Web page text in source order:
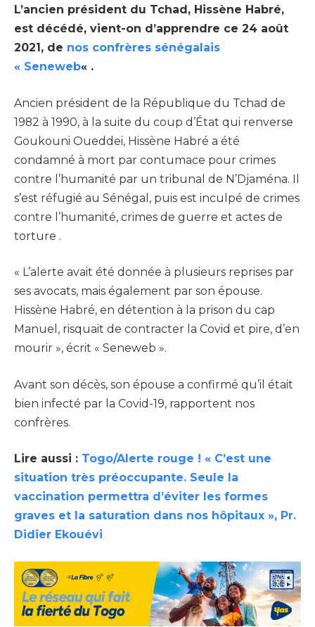
L’ancien président du Tchad, Hissène Habré,
est décédé, vient-on d’apprendre ce 24 août
2021, de nos confrères sénégalais
« Seneweb« .
Ancien président de la République du Tchad de
1982 à 1990, à la suite du coup d’État qui renverse
Goukouni Oueddei, Hissène Habré a été
condamné à mort par contumace pour crimes
contre l’humanité par un tribunal de N’Djaména. Il
s’est réfugié au Sénégal, puis est inculpé de crimes
contre l’humanité, crimes de guerre et actes de
torture .
« L’alerte avait été donnée à plusieurs reprises par
ses avocats, mais également par son épouse.
Hissène Habré, en détention à la prison du cap
Manuel, risquait de contracter la Covid et pire, d’en
mourir », écrit « Seneweb ».
Avant son décès, son épouse a confirmé qu’il était
bien infecté par la Covid-19, rapportent nos
confrères.
Lire aussi : Togo/Alerte rouge ! « C’est une
situation très préoccupante. Seule la
vaccination permettra d’éviter les formes
graves et la saturation dans nos hôpitaux », Pr.
Didier Ekouévi